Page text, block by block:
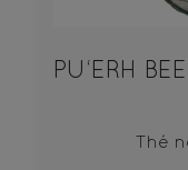
Thé